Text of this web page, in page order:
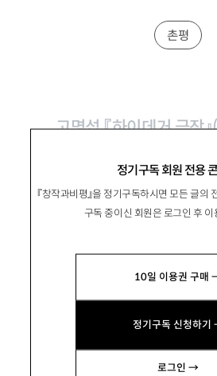
정기구독 회원 전용
『창작과비평』을 정기구독하시면 모든 글의
구독 중이신 회원은 로그인 후 이
10일 이용권 구매
정기구독 신청하
로그인 →
촌평
고명섭 『하이데거 극장
한국 하이데거 철학